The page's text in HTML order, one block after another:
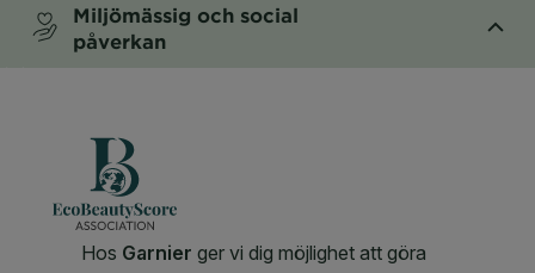
Miljömässig och social
påverkan